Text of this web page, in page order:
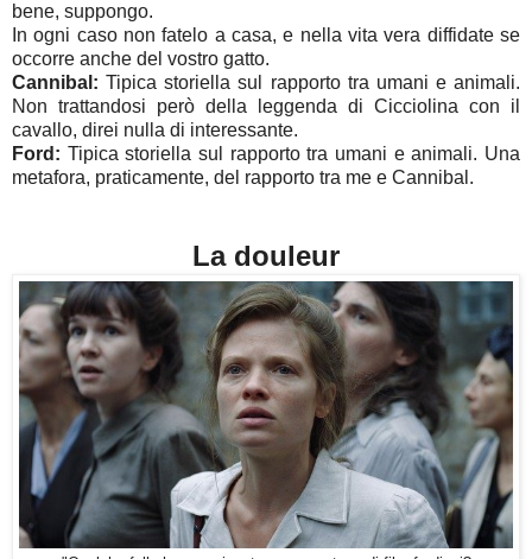
bene, suppongo.
In ogni caso non fatelo a casa, e nella vita vera diffidate se
occorre anche del vostro gatto.
Cannibal: Tipica storiella sul rapporto tra umani e animali.
Non trattandosi però della leggenda di Cicciolina con il
cavallo, direi nulla di interessante.
Ford: Tipica storiella sul rapporto tra umani e animali. Una
metafora, praticamente, del rapporto tra me e Cannibal.
La douleur